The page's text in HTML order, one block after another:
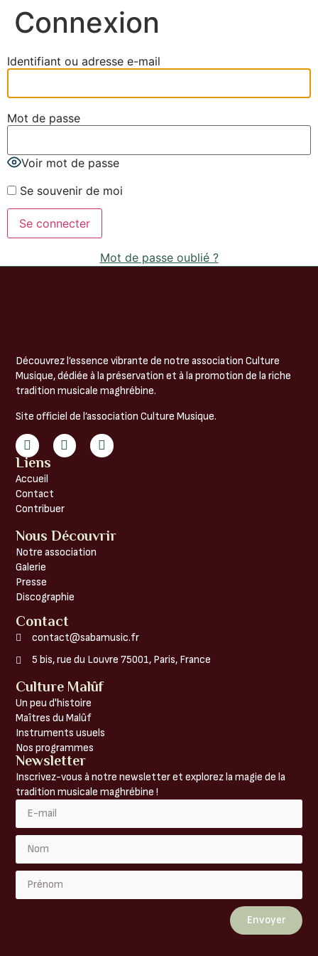
Connexion
Identifiant ou adresse e-mail
Mot de passe
Voir mot de passe
Se souvenir de moi
Mot de passe oublié ?
Découvrez l’essence vibrante de notre association Culture
Musique, dédiée à la préservation et à la promotion de la riche
tradition musicale maghrébine.
Site officiel de l’association Culture Musique.
Liens
Accueil
Contact
Contribuer
Nous Découvrir
Notre association
Galerie
Presse
Discographie
Contact
contact@sabamusic.fr
5 bis, rue du Louvre 75001, Paris, France
Culture Malûf
Un peu d'histoire
Maîtres du Malûf
Instruments usuels
Nos programmes
Newsletter
Inscrivez-vous à notre newsletter et explorez la magie de la
tradition musicale maghrébine !
Envoyer